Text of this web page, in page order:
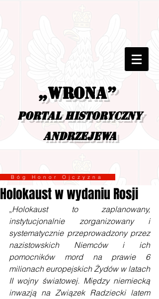
„Wrona”
portal historyczny
Andrzejewa
Honor Ojczyzna
Holokaust w wydaniu Rosji
„Holokaust to zaplanowany,
instytucjonalnie zorganizowany i
systematycznie przeprowadzony przez
nazistowskich Niemców i ich
pomocników mord na prawie 6
milionach europejskich Żydów w latach
II wojny światowej. Między niemiecką
inwazją na Związek Radziecki latem